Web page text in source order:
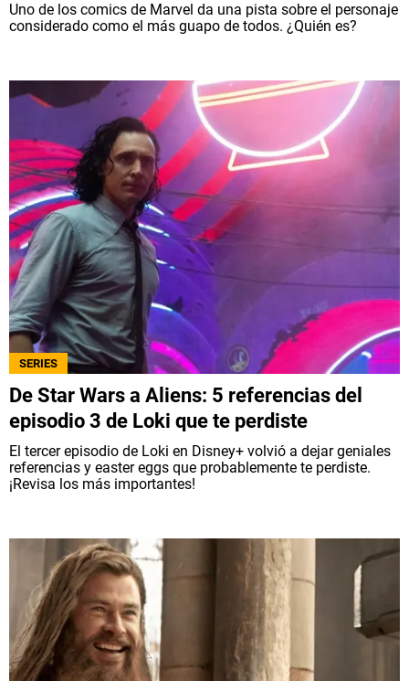
Uno de los comics de Marvel da una pista sobre el personaje
considerado como el más guapo de todos. ¿Quién es?
SERIES
De Star Wars a Aliens: 5 referencias del
episodio 3 de Loki que te perdiste
El tercer episodio de Loki en Disney+ volvió a dejar geniales
referencias y easter eggs que probablemente te perdiste.
¡Revisa los más importantes!